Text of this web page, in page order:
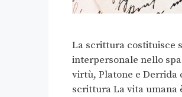
La scrittura costituisce
interpersonale nello
virtù, Platone e
scrittura La vita umana